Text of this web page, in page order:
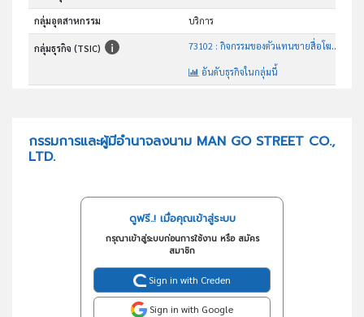
กลุ่มอุตสาหกรรม บริการ
กลุ่มธุรกิจ (TSIC) 73102 : กิจกรรมของตัวแทนขายสื่อโฆษณา
อันดับธุรกิจในกลุ่มนี้
กรรมการและผู้มีอำนาจลงนาม MAN GO STREET CO.,
LTD.
ดูฟรี..! เมื่อคุณเข้าสู่ระบบ
กรุณาเข้าสู่ระบบก่อนการใช้งาน หรือ สมัคร
สมาชิก
Sign in with Creden
Sign in with Google